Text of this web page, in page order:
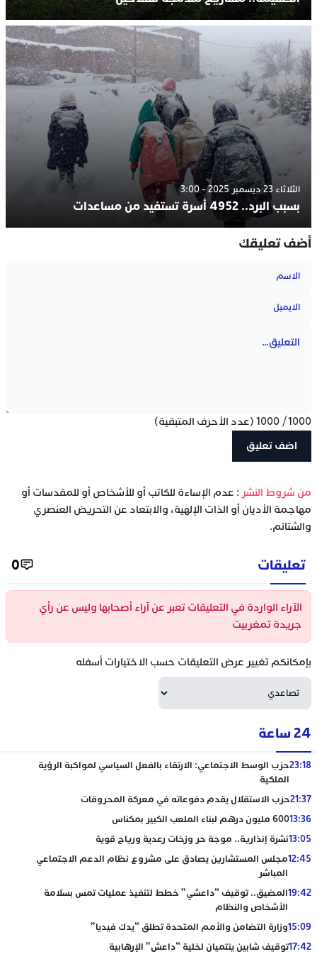
الثلاثاء 23 ديسمبر 2025 - 3:00
بسبب البرد.. 4952 أسرة تستفيد من مساعدات
أضف تعليقك
1000
/
1000 (عدد الأحرف المتبقية)
‫من شروط النشر : عدم الإساءة للكاتب أو للأشخاص أو للمقدسات أو
مهاجمة الأديان أو الذات الإلهية، والابتعاد عن التحريض العنصري
والشتائم.
تعليقات 0
الآراء الواردة في التعليقات تعبر عن آراء أصحابها وليس عن رأي
جريدة تمغربيت
بإمكانكم تغيير عرض التعليقات حسب الاختيارات أسفله
24 ساعة
23:18حزب الوسط الاجتماعي: الارتقاء بالفعل السياسي لمواكبة الرؤية
الملكية
21:37حزب الاستقلال يقدم دفوعاته في معركة المحروقات
13:36600 مليون درهم لبناء الملعب الكبير بمكناس
13:05نشرة إنذارية.. موجة حر وزخات رعدية ورياح قوية
12:45مجلس المستشارين يصادق على مشروع نظام الدعم الاجتماعي
المباشر
19:42المضيق.. توقيف “داعشي” خطط لتنفيذ عمليات تمس بسلامة
الأشخاص والنظام
15:09وزارة التضامن والأمم المتحدة تطلق “يدك فيديا”
17:42توقيف شابين ينتميان لخلية “داعش” الإرهابية